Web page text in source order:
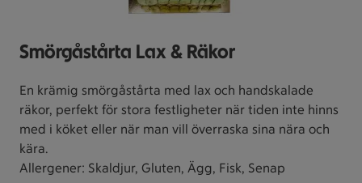
Smörgåstårta Lax & Räkor
En krämig smörgåstårta med lax och handskalade
räkor, perfekt för stora festligheter när tiden inte hinns
med i köket eller när man vill överraska sina nära och
kära.
Allergener: Skaldjur, Gluten, Ägg, Fisk, Senap